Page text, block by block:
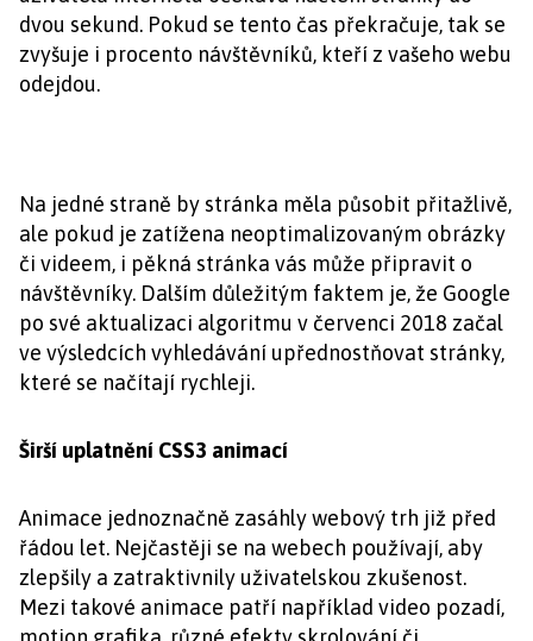
dvou sekund. Pokud se tento čas překračuje, tak se
zvyšuje i procento návštěvníků, kteří z vašeho webu
odejdou.
Na jedné straně by stránka měla působit přitažlivě,
ale pokud je zatížena neoptimalizovaným obrázky
či videem, i pěkná stránka vás může připravit o
návštěvníky. Dalším důležitým faktem je, že Google
po své aktualizaci algoritmu v červenci 2018 začal
ve výsledcích vyhledávání upřednostňovat stránky,
které se načítají rychleji.
Širší uplatnění CSS3 animací
Animace jednoznačně zasáhly webový trh již před
řádou let. Nejčastěji se na webech používají, aby
zlepšily a zatraktivnily uživatelskou zkušenost.
Mezi takové animace patří například video pozadí,